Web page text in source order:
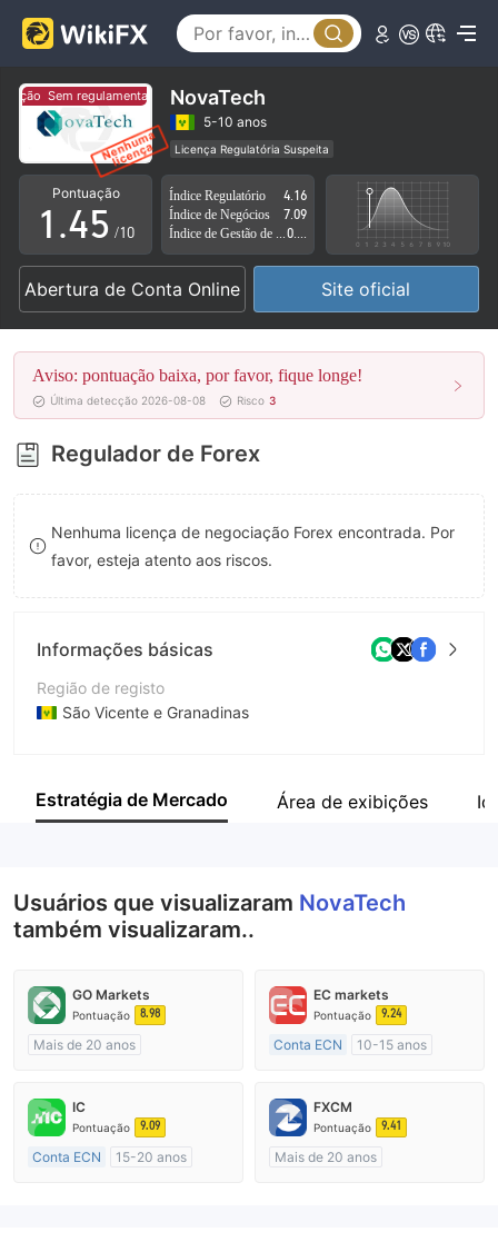
Sem regulamentação NovaTech
5-10 anos
Licença Regulatória Suspeita
Região de negócios suspeita
Risco potencial alto
Pontuação
0
1
2
3
4
5
6
7
8
9
.
0
1
2
3
4
5
6
7
8
9
1
2
3
4
5
6
7
8
9
/10
Índice Regulatório
4.16
Índice de Negócios
7.09
Abertura de Conta Online Site oficial
Aviso: pontuação baixa, por favor, fique longe!
Última detecção 2026-08-08 Risco 3
Regulador de Forex
Nenhuma licença de negociação Forex encontrada. Por
favor, esteja atento aos riscos.
Informações básicas
Região de registo
São Vicente e Granadinas
Empresa
Estratégia de Mercado Área de exibições
Usuários que visualizaram NovaTech
também visualizaram..
GO Markets
Pontuação 8.98
Mais de 20 anos
Market Marketing (MM)
cTrader
EC markets
Pontuação 9.24
Conta ECN
10-15 anos
Market Marketing (MM)
Etiqueta principal MT4
IC
Pontuação 9.09
Conta ECN
15-20 anos
FXCM
Pontuação 9.41
Mais de 20 anos